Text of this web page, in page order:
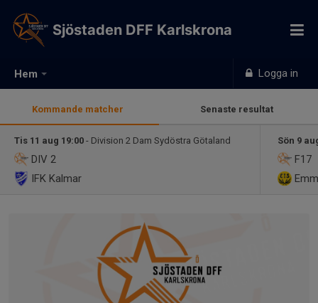
Hem Logga in
Sjöstaden DFF Karlskrona
Kommande matcher Senaste resultat
Tis 11 aug 19:00 - Division 2 Dam Sydöstra Götaland
DIV 2
IFK Kalmar
Sön 9
F17